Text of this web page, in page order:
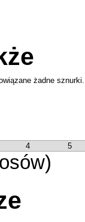
żadne sznurki.
4 5